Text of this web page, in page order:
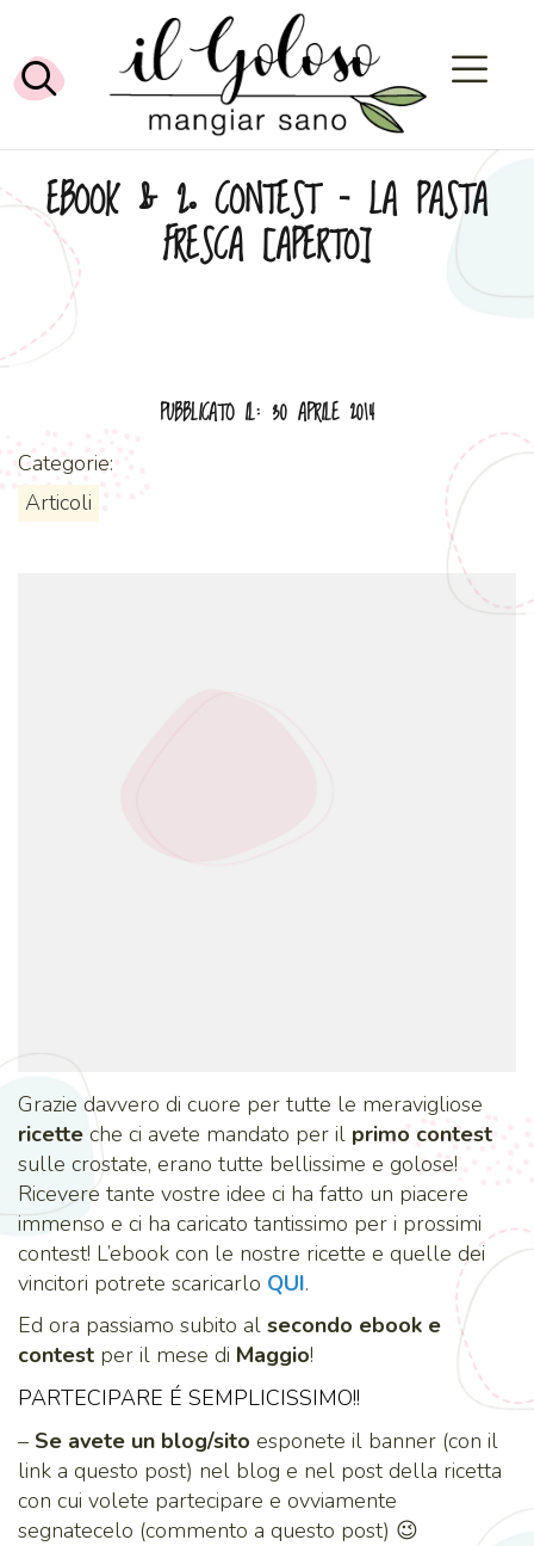
EBOOK & 2° CONTEST – LA PASTA
FRESCA [APERTO]
PUBBLICATO IL: 30 APRILE 2014
Categorie:
Articoli
Grazie davvero di cuore per tutte le meravigliose
ricette che ci avete mandato per il primo contest
sulle crostate, erano tutte bellissime e golose!
Ricevere tante vostre idee ci ha fatto un piacere
immenso e ci ha caricato tantissimo per i prossimi
contest! L’ebook con le nostre ricette e quelle dei
vincitori potrete scaricarlo QUI.
Ed ora passiamo subito al secondo ebook e
contest per il mese di Maggio!
PARTECIPARE É SEMPLICISSIMO!!
– Se avete un blog/sito esponete il banner (con il
link a questo post) nel blog e nel post della ricetta
con cui volete partecipare e ovviamente
segnatecelo (commento a questo post) 😉